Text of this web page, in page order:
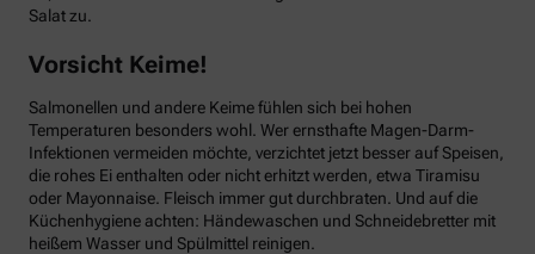
Salat zu.
Vorsicht Keime!
Salmonellen und andere Keime fühlen sich bei hohen
Temperaturen besonders wohl. Wer ernsthafte Magen-Darm-
Infektionen vermeiden möchte, verzichtet jetzt besser auf Speisen,
die rohes Ei enthalten oder nicht erhitzt werden, etwa Tiramisu
oder Mayonnaise. Fleisch immer gut durchbraten. Und auf die
Küchenhygiene achten: Händewaschen und Schneidebretter mit
heißem Wasser und Spülmittel reinigen.